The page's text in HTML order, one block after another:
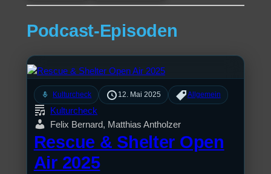
Podcast-Episoden
mic Kulturcheck 12. Mai 2025 Allgemein
Kulturcheck
Felix Bernard, Matthias Antholzer
Rescue & Shelter Open
Air 2025